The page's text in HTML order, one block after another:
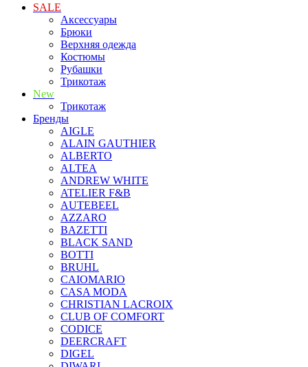
SALE
Аксессуары
Брюки
Верхняя одежда
Костюмы
Рубашки
Трикотаж
New
Трикотаж
Бренды
AIGLE
ALAIN GAUTHIER
ALBERTO
ALTEA
ANDREW WHITE
ATELIER F&B
AUTEBEEL
AZZARO
BAZETTI
BLACK SAND
BOTTI
BRUHL
CAIOMARIO
CASA MODA
CHRISTIAN LACROIX
CLUB OF COMFORT
CODICE
DEERCRAFT
DIGEL